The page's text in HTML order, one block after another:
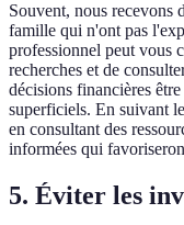
Souvent, nous recevons
famille qui n'ont pas
professionnel peut vous
recherches et de
décisions financières
superficiels. En suivant
en consultant des
informées qui
5. Éviter les